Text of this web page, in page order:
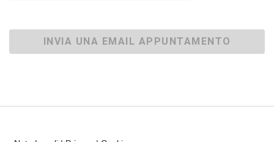
INVIA UNA EMAIL APPUNTAMENTO